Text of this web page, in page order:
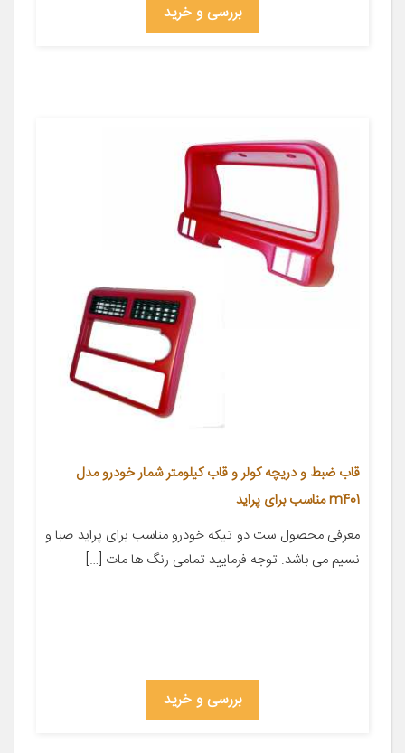
بررسی و خرید
قاب ضبط و دریچه کولر و قاب کیلومتر شمار خودرو مدل
m401 مناسب برای پراید
معرفی محصول ست دو تیکه خودرو مناسب برای پراید صبا و
نسیم می باشد. توجه فرمایید تمامی رنگ ها مات […]
بررسی و خرید